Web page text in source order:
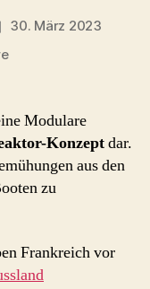
30. März 2023
zu
(SMR)
teure
Atomkraft-
Renaissance
Modulare
Konzeptdar.
aus den
zu
Frankreich vor